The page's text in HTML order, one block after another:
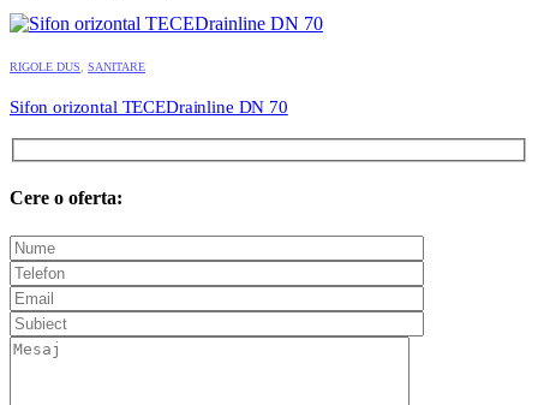
a
fost:
este:
RIGOLE DUS, SANITARE
Sifon orizontal TECEDrainline DN 70
Cere o oferta: